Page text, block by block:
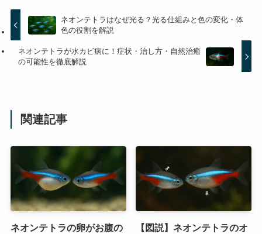
ネオンテトラはなぜ光る？光る仕組みと色の変化・体
色の役割を解説
ネオンテトラが水カビ病に！症状・治し方・自然治癒
の可能性を徹底解説
関連記事
ネオンテトラの卵がお腹の
【図説】ネオンテトラのオ